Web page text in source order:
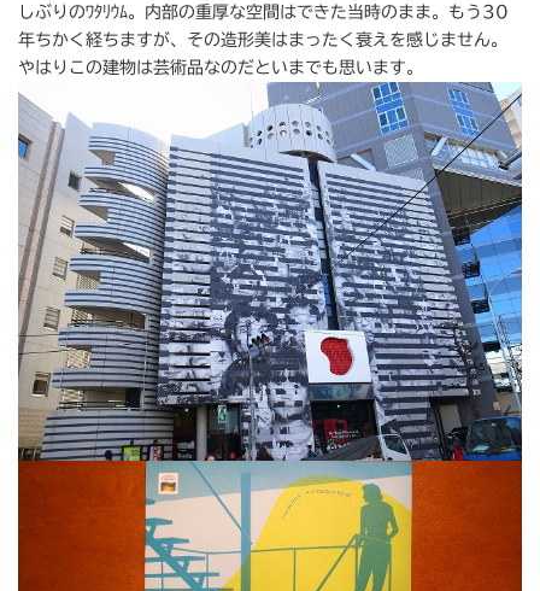
しぶりのﾜﾀﾘｳﾑ。内部の重厚な空間はできた当時のまま。もう30
年ちかく経ちますが、その造形美はまったく衰えを感じません。
やはりこの建物は芸術品なのだといまでも思います。